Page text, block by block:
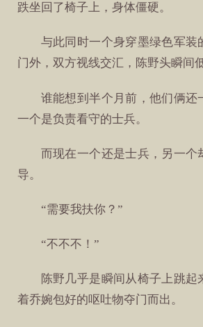
跌坐回了椅子上，身体僵硬。
与此同时一个身穿墨绿色军装
门外，双方视线交汇，陈野头瞬间
谁能想到半个月前，他们俩还
一个是负责看守的士兵。
而现在一个还是士兵，另一个
导。
“需要我扶你？”
“不不不！”
陈野几乎是瞬间从椅子上跳起
着乔婉包好的呕吐物夺门而出。